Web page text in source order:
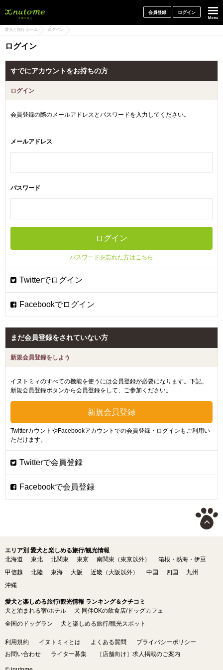
会員登録 ログイン
愛犬と旅行 ホーム ログイン
ログイン
すでにアカウントをお持ちの方
ログイン
会員登録の際のメールアドレスとパスワードを入力してください。
メールアドレス
パスワード
パスワードを忘れた方はこちら
まだ会員登録をされていない方
新規会員登録をしよう
イヌトミィのすべての機能を使うには会員登録が必要になります。下記、
新規会員登録ボタンから会員登録をして、ご参加ください。
TwitterカウントやFacebookアカウントでの会員登録・ログインもご利用い
ただけます。
エリア別 愛犬と楽しめる旅行/観光情報
北海道
東北 北関東 東京 南関東（東京以外）
箱根・熱海・伊豆
甲信越
北陸 東海 大阪 近畿（大阪以外） 中国 四国
九州
沖縄
愛犬と楽しめる旅行/観光情報 ランキング＆クチコミ
犬と泊まれる宿/ホテル
犬 同伴OKの飲食店/ドッグカフェ
全国のドッグラン
犬と楽しめる旅行/観光スポット
利用規約 イヌトミィとは よくある質問
プライバシーポリシー
お問い合わせ
ライター募集 ［店舗向け］求人掲載のご案内